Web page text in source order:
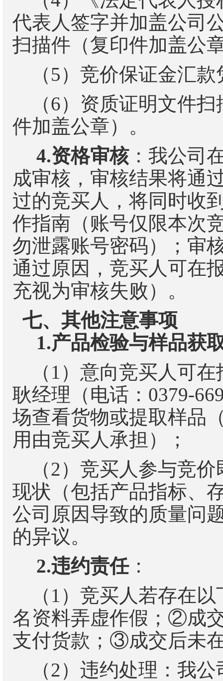
代表人签字并加盖公司
扫描件（复印件加盖公
（5）竞价保证金汇
（6）资质证明文件
件加盖公章）。
4.资格审核：我公司
成审核，审核结果将通
过的竞买人，将同时收
作指南（账号仅限本次
勿泄露账号密码）；审
通过原因，竞买人可在
充视为审核失败）。
七、其他注意事项
1.产品检验与样品获
（ 1 ）意向竞买人可
耿经理（电话 ：0379-
场查看货物或提取样品
用由竞买人承担）；
（2）竞买人参与竞
现状（包括产品指标、
公司原因导致的质量问
的异议。
2.违约责任：
（ 1 ）竞买人若存在
名资料弄虚作假； ②成
支付货款； ③成交后未
（2）违约处理：我